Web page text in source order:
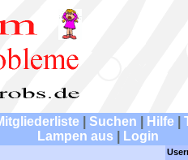
Suchen Hilfe
Lampen aus
Login